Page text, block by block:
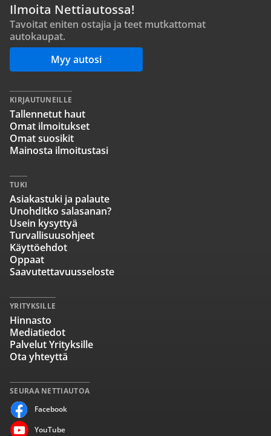
Ilmoita Nettiautossa!
Tavoitat eniten ostajia ja teet mutkattomat
autokaupat.
Myy autosi
SEURAA NETTIAUTOA
Facebook
YouTube
KIRJAUTUNEILLE
Tallennetut haut
Omat ilmoitukset
Omat suosikit
Mainosta ilmoitustasi
TUKI
Asiakastuki ja palaute
Unohditko salasanan?
Usein kysyttyä
Turvallisuusohjeet
Käyttöehdot
Oppaat
Saavutettavuusseloste
YRITYKSILLE
Hinnasto
Mediatiedot
Palvelut Yrityksille
Ota yhteyttä